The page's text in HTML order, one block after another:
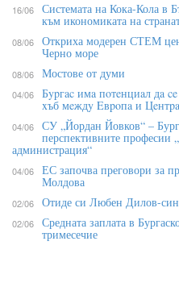
16/06 Системата на Кока-Кола в
към икономиката на
08/06 Откриха модерен СТЕМ
Черно море
08/06 Мостове от думи
04/06 Бypгac имa пoтeнциaл дa
xъб мeждy Eвpoпa и
04/06 СУ „Йордан Йовков“ –
перспективните професии
администрация“
04/06 ЕС започва преговори за
Молдова
02/06 Отиде си Любен Дилов-син
02/06 Средната заплата в
тримесечие